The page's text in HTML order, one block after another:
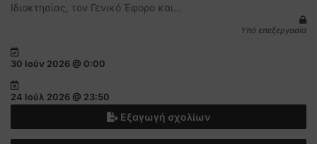
Ιδιοκτησίας, τον Γενικό Έφορο και…
Υπό επεξεργασία
30 Ιούν 2026 @ 0:00
24 Ιούλ 2026 @ 23:50
Εξαγωγή σχολίων